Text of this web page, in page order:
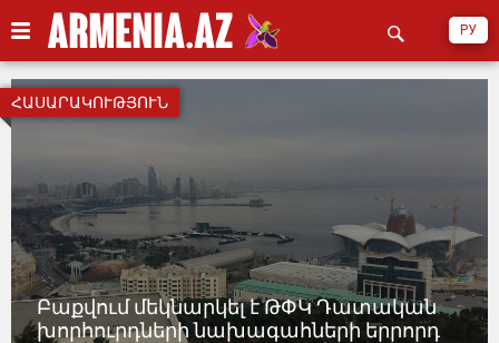
РУ
Բաքվում մեկնարկել է ԹՓԿ Դատական
խորհուրդների նախագահների երրորդ
ՀԱՍԱՐԱԿՈՒԹՅՈՒՆ